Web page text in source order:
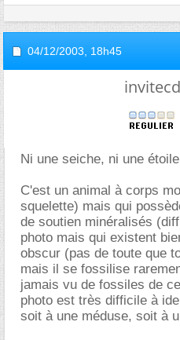
04/12/2003, 18h45
Ni une seiche, ni une
C'est un animal à corps
squelette) mais qui
de soutien minéralisés
photo mais qui existent
obscur (pas de toute que
mais il se fossilise
jamais vu de fossiles de
photo est très difficile à
soit à une méduse, soit à